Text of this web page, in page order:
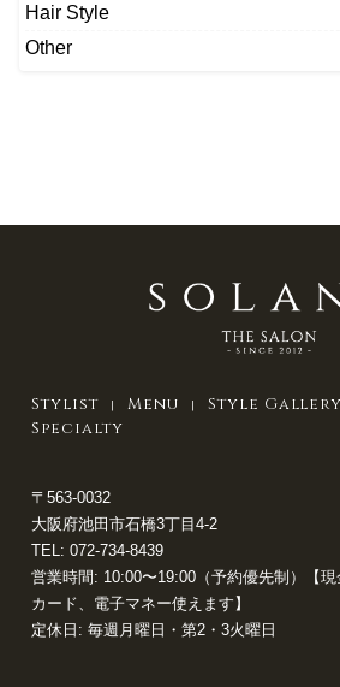
Hair Style
Other
Stylist Menu Style Gallery
Specialty
〒563-0032
大阪府池田市石橋3丁目4-2
TEL: 072-734-8439
営業時間: 10:00〜19:00（予約優先制）【
カード、電子マネー使えます】
定休日: 毎週月曜日・第2・3火曜日